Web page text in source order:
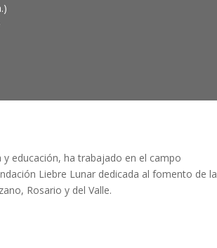
educación, ha trabajado en el campo
Liebre Lunar dedicada al fomento de la
Rosario y del Valle.